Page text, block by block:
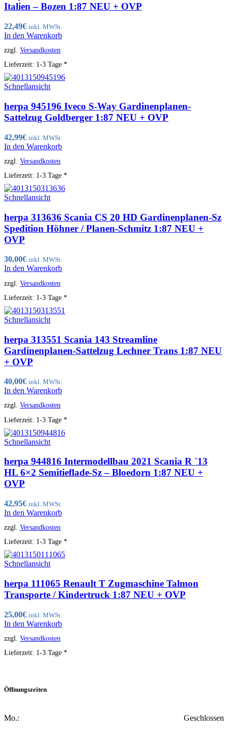
Italien – Bozen 1:87 NEU + OVP
22,49€ inkl. MWSt.
In den Warenkorb
zzgl. Versandkosten
Lieferzeit: 1-3 Tage *
Schnellansicht
herpa 945196 Iveco S-Way Gardinenplanen-
Sattelzug Goldberger 1:87 NEU + OVP
42,99€ inkl. MWSt.
In den Warenkorb
zzgl. Versandkosten
Lieferzeit: 1-3 Tage *
Schnellansicht
herpa 313636 Scania CS 20 HD Gardinenplanen-Sz
Spedition Höhner / Planen-Schmitz 1:87 NEU +
OVP
30,00€ inkl. MWSt.
In den Warenkorb
zzgl. Versandkosten
Lieferzeit: 1-3 Tage *
Schnellansicht
herpa 313551 Scania 143 Streamline
Gardinenplanen-Sattelzug Lechner Trans 1:87 NEU
+ OVP
40,00€ inkl. MWSt.
In den Warenkorb
zzgl. Versandkosten
Lieferzeit: 1-3 Tage *
Schnellansicht
herpa 944816 Intermodellbau 2021 Scania R `13
HL 6×2 Semitieflade-Sz – Bloedorn 1:87 NEU +
OVP
42,95€ inkl. MWSt.
In den Warenkorb
zzgl. Versandkosten
Lieferzeit: 1-3 Tage *
Schnellansicht
herpa 111065 Renault T Zugmaschine Talmon
Transporte / Kindertruck 1:87 NEU + OVP
25,00€ inkl. MWSt.
In den Warenkorb
zzgl. Versandkosten
Lieferzeit: 1-3 Tage *
Öffnungszeiten
Mo.: Geschlossen